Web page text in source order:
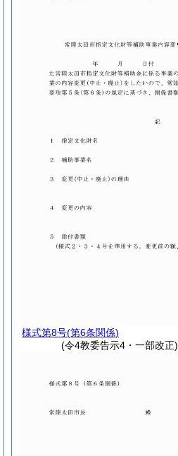
様式第8号(第6条関係)
(令4教委告示4・一部改正)